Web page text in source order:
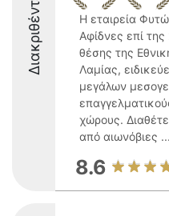
Διακριθέντες
Η εταιρεία
Αφίδνες επί της
θέσης της
Λαμίας,
μεγάλων
χώρους.
από αιωνόβιες ...
8.6